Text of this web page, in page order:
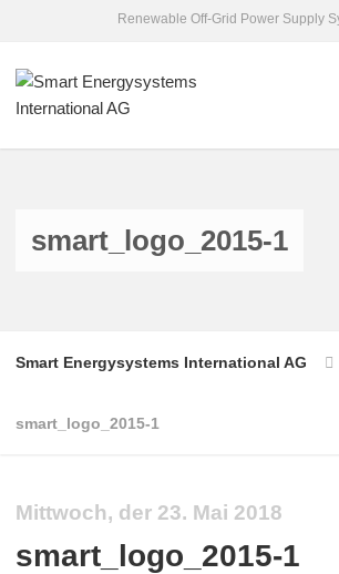
Renewable Off-Grid Power Supply
smart_logo_2015-1
Smart Energysystems International AG
smart_logo_2015-1
Mittwoch, der 23. Mai 2018
smart_logo_2015-1